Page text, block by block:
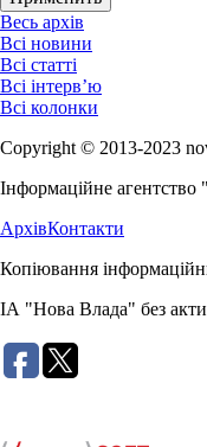
Весь архів
Всі новини
Всі статті
Всі інтерв’ю
Всі колонки
Copyright © 2013-2023
Інформаційне
АрхівКонтакти
Копіювання
ІА "Нова Влада" без